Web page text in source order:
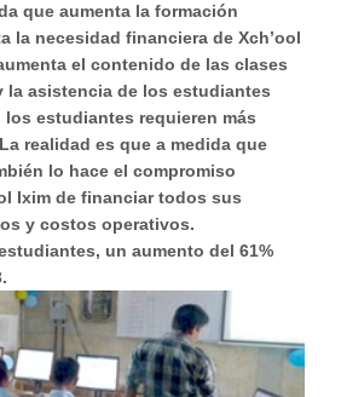
que aumenta la formación
la necesidad financiera de Xch’ool
el contenido de las clases
la asistencia de los estudiantes
estudiantes requieren más
realidad es que a medida que
lo hace el compromiso
Ixim de financiar todos sus
y costos operativos.
un aumento del 61%